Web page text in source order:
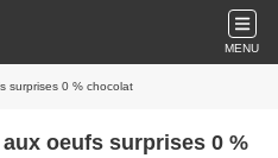
MENU
surprises 0 % chocolat
oeufs surprises 0 %